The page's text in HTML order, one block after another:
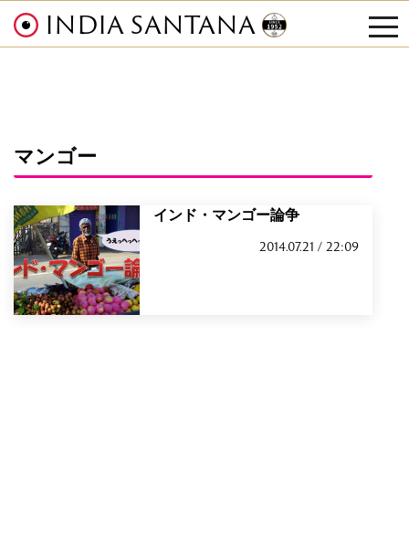
INDIA SANTANA
マンゴー
インド・マンゴー論争
2014.07.21 / 22:09